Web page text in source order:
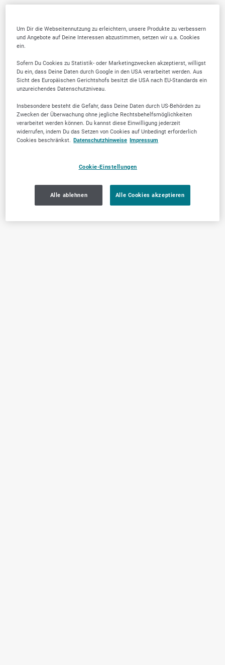
Um Dir die Webseitennutzung zu erleichtern, unsere Produkte zu verbessern
und Angebote auf Deine Interessen abzustimmen, setzen wir u.a. Cookies
ein.
Sofern Du Cookies zu Statistik- oder Marketingzwecken akzeptierst, willigst
Du ein, dass Deine Daten durch Google in den USA verarbeitet werden. Aus
Sicht des Europäischen Gerichtshofs besitzt die USA nach EU-Standards ein
unzureichendes Datenschutzniveau.
Insbesondere besteht die Gefahr, dass Deine Daten durch US-Behörden zu
Zwecken der Überwachung ohne jegliche Rechtsbehelfsmöglichkeiten
verarbeitet werden können. Du kannst diese Einwilligung jederzeit
widerrufen, indem Du das Setzen von Cookies auf Unbedingt erforderlich
Cookies beschränkst. Datenschutzhinweise Impressum
Cookie-Einstellungen
Alle ablehnen Alle Cookies akzeptieren